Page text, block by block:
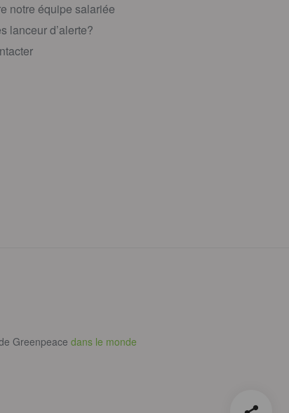
notre équipe salariée
lanceur d’alerte?
Greenpeace dans le monde